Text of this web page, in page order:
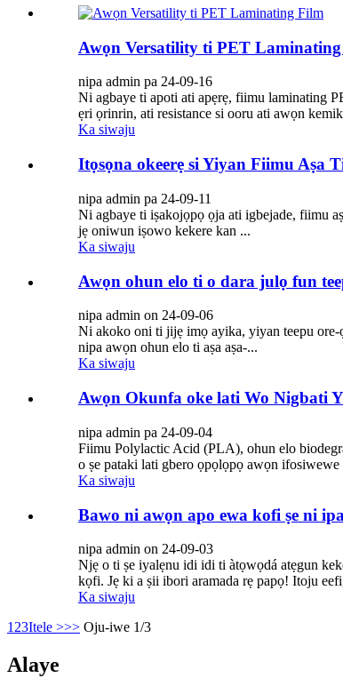
Awọn Versatility ti PET
nipa admin pa 24-09-16
Ni agbaye ti apoti ati apẹrẹ, fiimu laminating
ẹri ọrinrin, ati resistance si ooru ati awọn
Ka siwaju
Itọsọna okeerẹ si Yiyan Fiimu Aṣa
nipa admin pa 24-09-11
Ni agbaye ti iṣakojọpọ ọja ati igbejade, fiimu
jẹ oniwun iṣowo kekere kan ...
Ka siwaju
Awọn ohun elo ti o dara julọ fun
nipa admin on 24-09-06
Ni akoko oni ti jijẹ imọ ayika, yiyan teepu
nipa awọn ohun elo ti aṣa aṣa-...
Ka siwaju
Awọn Okunfa oke lati Wo Nigbati
nipa admin pa 24-09-04
Fiimu Polylactic Acid (PLA), ohun elo
o ṣe pataki lati gbero ọpọlọpọ awọn
Ka siwaju
Bawo ni awọn apo ewa kofi ṣe ni
nipa admin on 24-09-03
Njẹ o ti ṣe iyalẹnu idi idi ti àtọwọdá atẹgun
kọfi. Jẹ ki a ṣii ibori aramada rẹ papọ! Itoju
Ka siwaju
1 23Itele >>> Oju-iwe 1/3
Alaye